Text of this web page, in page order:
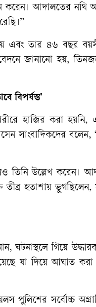
করেন। আদালতের নথি
”
এবং তার ৪৬ বছর
জানানো হয়,
বিপর্যস্ত’
হাজির করা হয়নি,
সাংবাদিকদের বলেন,
তিনি উল্লেখ করেন।
তীব্র হতাশায় ভুগছিলেন,
,ঘটনাস্থলে গিয়ে
যা দিয়ে আঘাত করা
পুলিশের সর্বোচ্চ